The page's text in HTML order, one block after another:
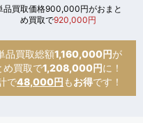
品買取価格900,000円がおまと
め買取で920,000円
品買取総額1,160,000円が
め買取で1,208,000円に！
で48,000円 もお得です！